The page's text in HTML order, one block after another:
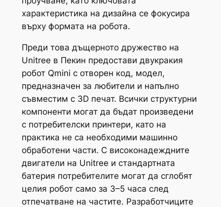
характеристика на дизайна се фокусира
върху формата на робота.
Преди това дъщерното дружество на
Unitree в Пекин предостави двукракия
робот Qmini с отворен код, модел,
предназначен за любители и напълно
съвместим с 3D печат. Всички структурни
компоненти могат да бъдат произведени
с потребителски принтери, като на
практика не са необходими машинно
обработени части. С високонадеждните
двигатели на Unitree и стандартната
батерия потребителите могат да сглобят
целия робот само за 3–5 часа след
отпечатване на частите. Разработчиците